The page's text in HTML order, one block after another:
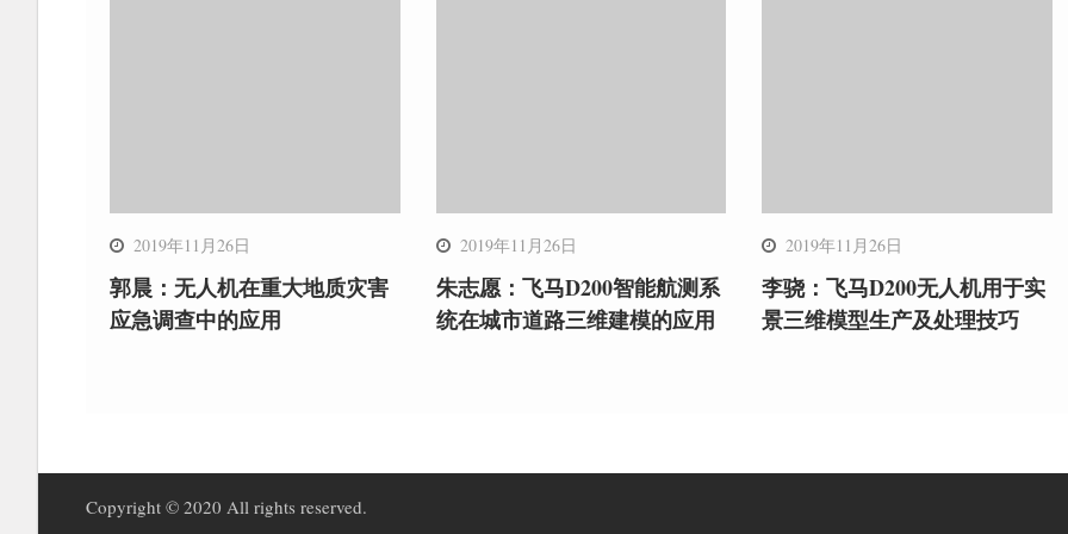
2019年11月26日
郭晨：无人机在重大地质灾害
应急调查中的应用
2019年11月26日
朱志愿：飞马D200智能航测系
统在城市道路三维建模的应用
2019年11月26日
李骁：飞马D200无人机用于实
景三维模型生产及处理技巧
Copyright © 2020 All rights reserved.